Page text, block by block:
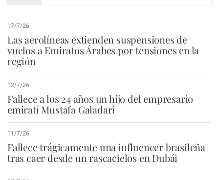
17/7/26
Las aerolíneas extienden suspensiones de
vuelos a Emiratos Árabes por tensiones en la
región
12/7/26
Fallece a los 24 años un hijo del empresario
emiratí Mustafa Galadari
11/7/26
Fallece trágicamente una influencer brasileña
tras caer desde un rascacielos en Dubái